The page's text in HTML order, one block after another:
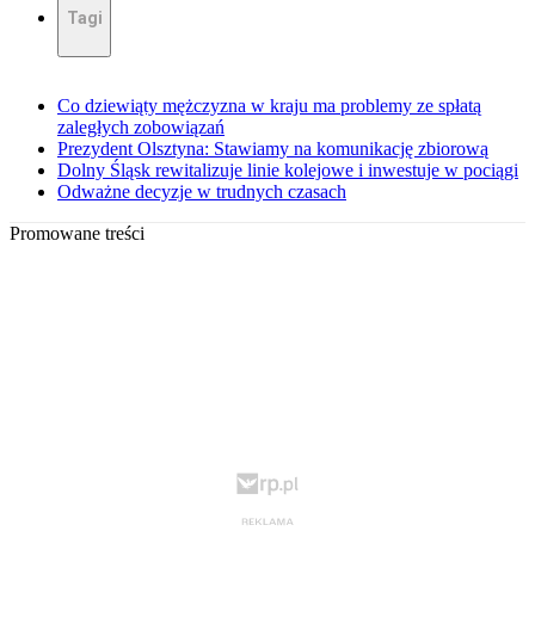
Tagi
Co dziewiąty mężczyzna w kraju ma problemy ze spłatą
zaległych zobowiązań
Prezydent Olsztyna: Stawiamy na komunikację zbiorową
Dolny Śląsk rewitalizuje linie kolejowe i inwestuje w pociągi
Odważne decyzje w trudnych czasach
Promowane treści